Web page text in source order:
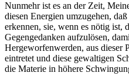
Nunmehr ist es an der Zeit,
diesen Energien umzugehen,
erkennen, sie, wenn es nötig ist,
Gegengedanken aufzulösen,
Hergeworfenwerden, aus dieser
eintretet und diese gewaltigen
die Materie in höhere